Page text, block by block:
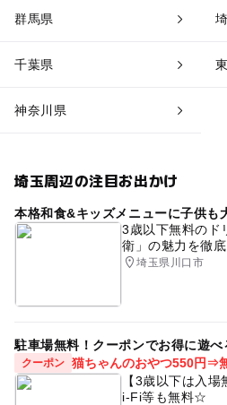
群馬県
千葉県
神奈川県
埼玉周辺の注目お出かけ
本格和食&キッズメニューに子供も
3歳以下無料のド
衛」の魅力を徹
埼玉県川口市
駐車場無料！クーポンでお得に遊
クーポン 猫ちゃんのおやつ550円⇒
【3歳以下は入
i-Fi等も無料☆